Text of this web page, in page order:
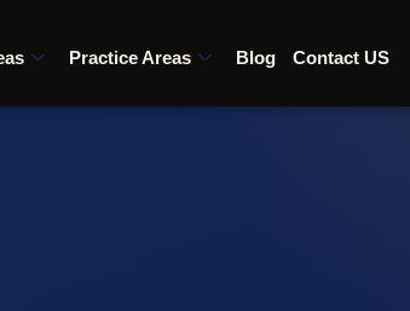
Practice Areas Blog Contact US